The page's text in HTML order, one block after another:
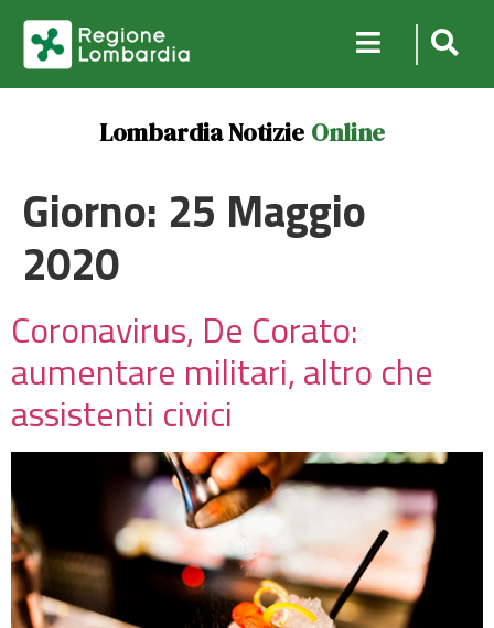
Lombardia Notizie Online
Giorno: 25 Maggio
2020
Coronavirus, De Corato:
aumentare militari, altro che
assistenti civici